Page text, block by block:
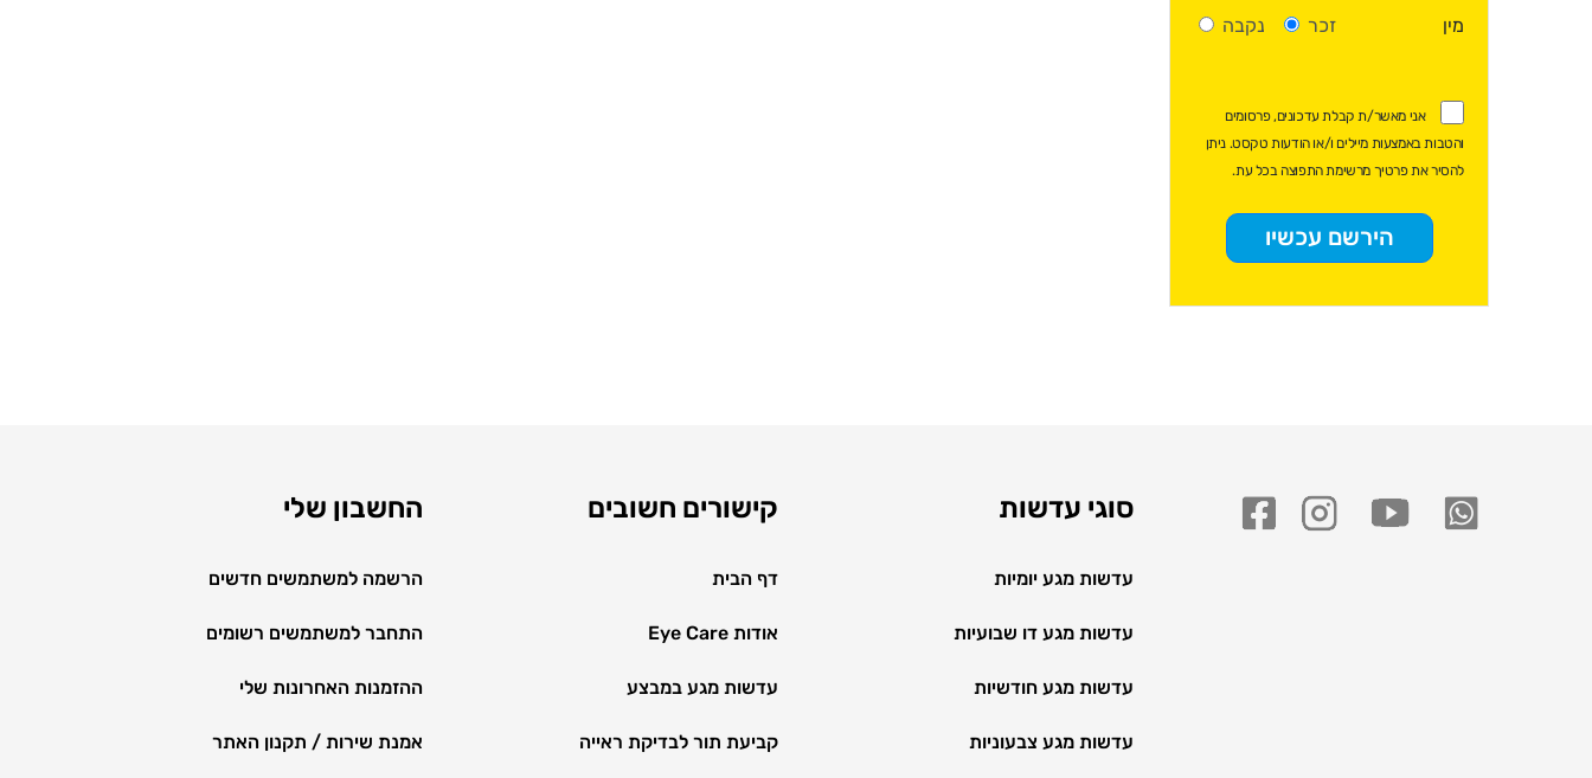
מין זכר נקבה
אני מאשר/ת קבלת עדכונים, פרסומים
והטבות באמצעות מיילים ו/או הודעות טקסט. ניתן
להסיר את פרטיך מרשימת התפוצה בכל עת.
סוגי עדשות
עדשות מגע יומיות
עדשות מגע דו שבועיות
עדשות מגע חודשיות
עדשות מגע צבעוניות
קישורים חשובים
דף הבית
אודות Eye Care
עדשות מגע במבצע
קביעת תור לבדיקת ראייה
החשבון שלי
הרשמה למשתמשים חדשים
התחבר למשתמשים רשומים
ההזמנות האחרונות שלי
אמנת שירות / תקנון האתר